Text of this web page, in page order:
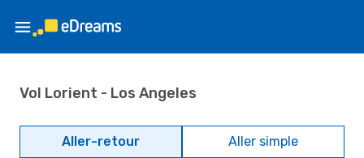
Vol Lorient - Los Angeles
Aller-retour Aller simple